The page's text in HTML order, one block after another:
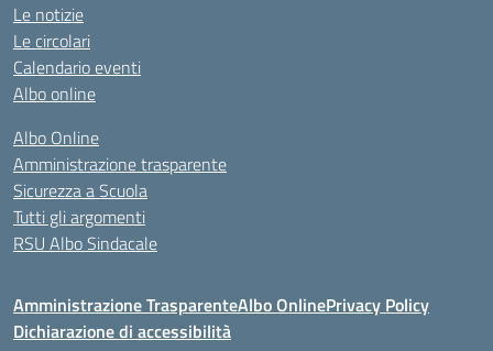
Le notizie
Le circolari
Calendario eventi
Albo online
Albo Online
Amministrazione trasparente
Sicurezza a Scuola
Tutti gli argomenti
RSU Albo Sindacale
Amministrazione TrasparenteAlbo OnlinePrivacy Policy
Dichiarazione di accessibilità